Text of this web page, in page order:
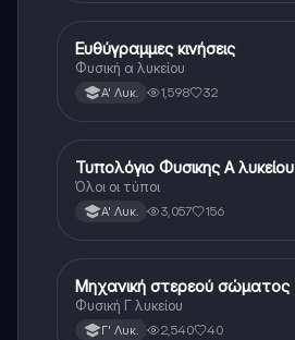
Φυσική
Ευθύγραμμες κινήσεις
Φυσική α λυκείου
Α' Λυκ. 1,598 32
Φυσική
Τυπολόγιο Φυσικης Α λυκείου
Όλοι οι τύποι
Α' Λυκ. 3,057 156
Φυσική
Μηχανική στερεού σώματος
Φυσική Γ λυκείου
Γ' Λυκ. 2,540 40